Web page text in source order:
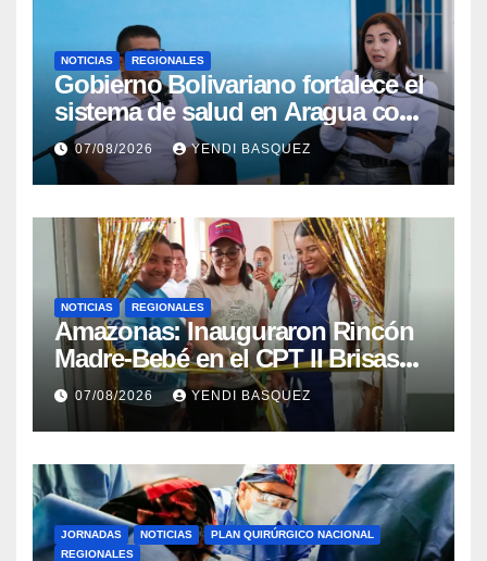
NOTICIAS REGIONALES
Gobierno Bolivariano fortalece el
sistema de salud en Aragua con
la reinauguración del CDI La
Mora
07/08/2026 YENDI BASQUEZ
NOTICIAS REGIONALES
​Amazonas: Inauguraron Rincón
Madre-Bebé en el CPT II Brisas
del Aeropuerto ​Inauguraron
Rincón
07/08/2026 YENDI BASQUEZ
JORNADAS NOTICIAS
PLAN QUIRÚRGICO NACIONAL
REGIONALES